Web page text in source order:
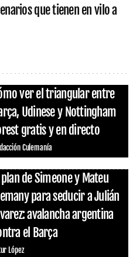
que tienen en vilo a
ver el triangular entre
Udinese y Nottingham
gratis y en directo
Culemanía
plan de Simeone y Mateu
para seducir a Julián
avalancha argentina
el Barça
López